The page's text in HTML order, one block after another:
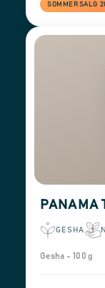
SOMMERSALG
PANAMA
GESHA
Gesha - 100 g